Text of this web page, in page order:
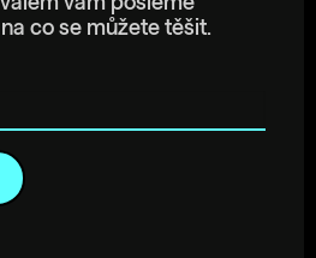
co se můžete těšit.